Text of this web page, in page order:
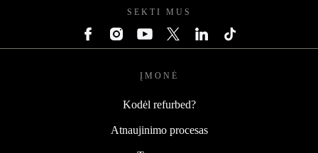
SEKTI MUS
ĮMONĖ
Kodėl refurbed?
Atnaujinimo procesas